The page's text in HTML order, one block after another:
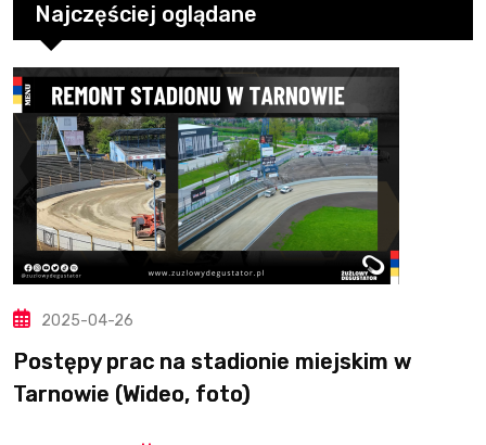
Najczęściej oglądane
2025-04-26
Postępy prac na stadionie miejskim w
Tarnowie (Wideo, foto)